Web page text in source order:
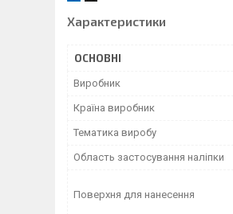
Характеристики
ОСНОВНІ
Виробник
Країна виробник
Тематика виробу
Область застосування наліпки
Поверхня для нанесення